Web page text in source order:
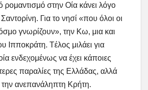
ρομαντισμό στην Οία κάνει λόγο
Για το νησί «που όλοι οι
γνωρίζουν», την Κω, μια και
Ιπποκράτη. Tέλος μιλάει για
ενδεχομένως να έχει κάποιες
παραλίες της Ελλάδας, αλλά
την ανεπανάληπτη Κρήτη.